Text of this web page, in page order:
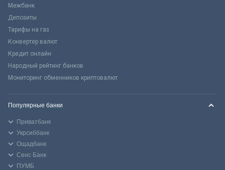
Межбанк
Депозиты
Тарифы на газ
Конвертер валют
Кредит онлайн
Народный рейтинг банков
Мониторинг обменников криптовалют
Популярные банки
Приватбанк
Укрсиббанк
Ощадбанк
Сенс Банк
ПУМБ